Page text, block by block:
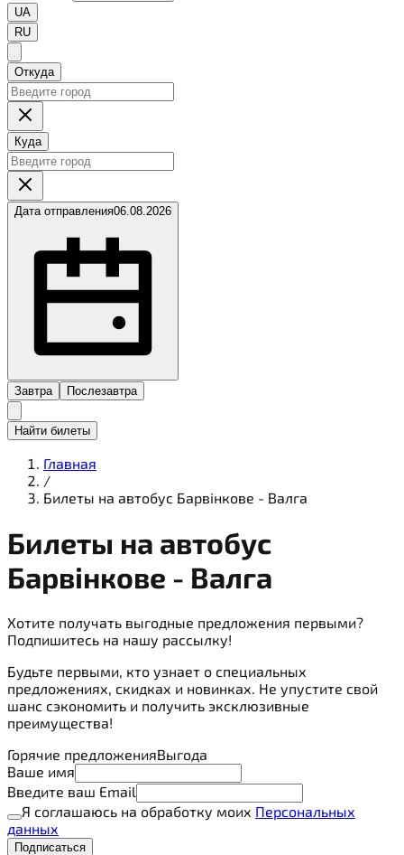
UA
RU
Откуда
Куда
Дата отправления06.08.2026
Завтра Послезавтра
Найти билеты
Главная
/
Билеты на автобус Барвінкове - Валга
Билеты на автобус
Барвінкове - Валга
Хотите получать выгодные предложения первыми?
Подпишитесь на нашу рассылку!
Будьте первыми, кто узнает о специальных
предложениях, скидках и новинках. Не упустите свой
шанс сэкономить и получить эксклюзивные
преимущества!
Горячие предложенияВыгода
Ваше имя
Введите ваш Email
Я соглашаюсь на обработку моих Персональных
данных
Подписаться